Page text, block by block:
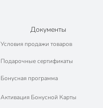
Документы
Условия продажи товаров
Подарочные сертификаты
Бонусная программа
Активация Бонусной Карты